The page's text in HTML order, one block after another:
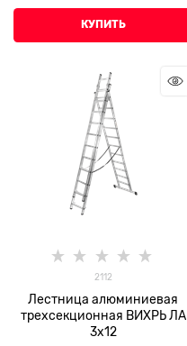
КУПИТЬ
2112
Лестница алюминиевая
трехсекционная ВИХРЬ ЛА
3х12